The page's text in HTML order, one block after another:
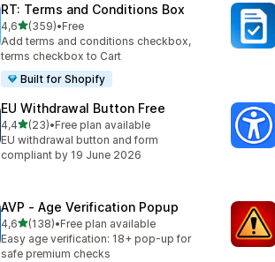
RT: Terms and Conditions Box
4,6av 5 stjerner
(359)
Totalt 359 omtaler
•Free
Add terms and conditions checkbox,
terms checkbox to Cart
Built for Shopify
EU Withdrawal Button Free
4,4av 5 stjerner
(23)
Totalt 23 omtaler
•Free plan available
EU withdrawal button and form
compliant by 19 June 2026
AVP ‑ Age Verification Popup
4,6av 5 stjerner
(138)
Totalt 138 omtaler
•Free plan available
Easy age verification: 18+ pop-up for
safe premium checks